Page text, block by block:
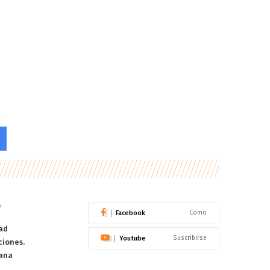
Facebook Como
Youtube Suscribirse